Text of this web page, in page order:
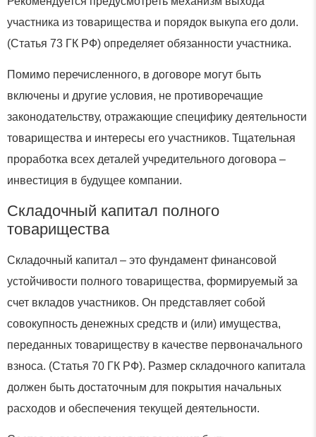
участника из товарищества и порядок выкупа его доли.
(Статья 73 ГК РФ) определяет обязанности участника.
Помимо перечисленного, в договоре могут быть
включены и другие условия, не противоречащие
законодательству, отражающие специфику деятельности
товарищества и интересы его участников. Тщательная
проработка всех деталей учредительного договора –
инвестиция в будущее компании.
Складочный капитал полного
товарищества
Складочный капитал – это фундамент финансовой
устойчивости полного товарищества, формируемый за
счет вкладов участников. Он представляет собой
совокупность денежных средств и (или) имущества,
переданных товариществу в качестве первоначального
взноса. (Статья 70 ГК РФ). Размер складочного капитала
должен быть достаточным для покрытия начальных
расходов и обеспечения текущей деятельности.